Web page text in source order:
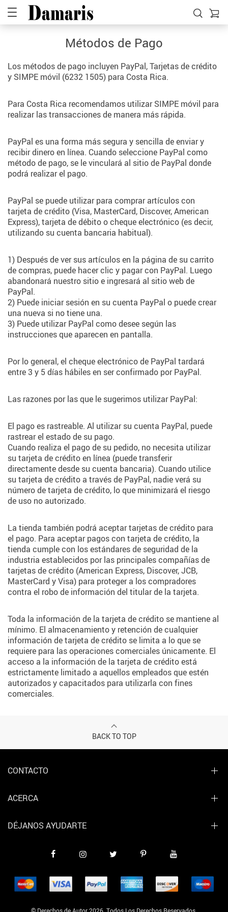
Métodos de Pago
Los métodos de pago incluyen PayPal, Tarjetas de crédito
y SIMPE móvil (6232 1505) para Costa Rica.
Para Costa Rica recomendamos utilizar SIMPE móvil para
realizar las transacciones de manera más rápida.
PayPal es una forma más segura y sencilla de enviar y
recibir dinero en línea. Cuando seleccione PayPal como
método de pago, se le vinculará al sitio de PayPal donde
podrá realizar el pago.
PayPal se puede utilizar para comprar artículos con
tarjeta de crédito (Visa, MasterCard, Discover, American
Express), tarjeta de débito o cheque electrónico (es decir,
utilizando su cuenta bancaria habitual).
1) Después de ver sus artículos en la página de su carrito
de compras, puede hacer clic y pagar con PayPal. Luego
abandonará nuestro sitio e ingresará al sitio web de
PayPal.
2) Puede iniciar sesión en su cuenta PayPal o puede crear
una nueva si no tiene una.
3) Puede utilizar PayPal como desee según las
instrucciones que aparecen en pantalla.
Por lo general, el cheque electrónico de PayPal tardará
entre 3 y 5 días hábiles en ser confirmado por PayPal.
Las razones por las que le sugerimos utilizar PayPal:
El pago es rastreable. Al utilizar su cuenta PayPal, puede
rastrear el estado de su pago.
Cuando realiza el pago de su pedido, no necesita utilizar
su tarjeta de crédito en línea (puede transferir
directamente desde su cuenta bancaria). Cuando utilice
su tarjeta de crédito a través de PayPal, nadie verá su
número de tarjeta de crédito, lo que minimizará el riesgo
de uso no autorizado.
La tienda también podrá aceptar tarjetas de crédito para
el pago. Para aceptar pagos con tarjeta de crédito, la
tienda cumple con los estándares de seguridad de la
industria establecidos por las principales compañías de
tarjetas de crédito (American Express, Discover, JCB,
MasterCard y Visa) para proteger a los compradores
contra el robo de información del titular de la tarjeta.
Toda la información de la tarjeta de crédito se mantiene al
mínimo. El almacenamiento y retención de cualquier
información de tarjeta de crédito se limita a lo que se
requiere para las operaciones comerciales únicamente. El
acceso a la información de la tarjeta de crédito está
estrictamente limitado a aquellos empleados que estén
autorizados y capacitados para utilizarla con fines
comerciales.
BACK TO TOP
CONTACTO
ACERCA
DÉJANOS AYUDARTE